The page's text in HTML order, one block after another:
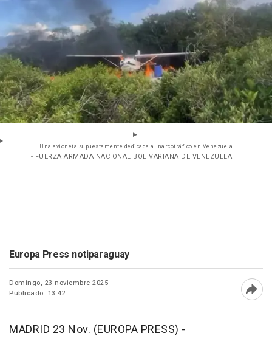
Una avioneta supuestamente dedicada al narcotráfico en Venezuela
- FUERZA ARMADA NACIONAL BOLIVARIANA DE VENEZUELA
Europa Press notiparaguay
Domingo, 23 noviembre 2025
Publicado: 13:42
MADRID 23 Nov. (EUROPA PRESS) -